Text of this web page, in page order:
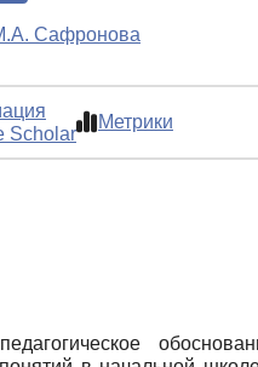
Сафронова
Scholar
Метрики